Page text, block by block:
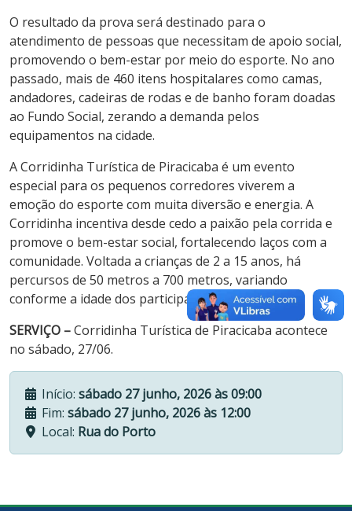
O resultado da prova será destinado para o
atendimento de pessoas que necessitam de apoio social,
promovendo o bem-estar por meio do esporte. No ano
passado, mais de 460 itens hospitalares como camas,
andadores, cadeiras de rodas e de banho foram doadas
ao Fundo Social, zerando a demanda pelos
equipamentos na cidade.
A Corridinha Turística de Piracicaba é um evento
especial para os pequenos corredores viverem a
emoção do esporte com muita diversão e energia. A
Corridinha incentiva desde cedo a paixão pela corrida e
promove o bem-estar social, fortalecendo laços com a
comunidade. Voltada a crianças de 2 a 15 anos, há
percursos de 50 metros a 700 metros, variando
conforme a idade dos participantes.
SERVIÇO –Corridinha Turística de Piracicaba acontece
no sábado, 27/06.
Início: sábado 27 junho, 2026 às 09:00
Fim: sábado 27 junho, 2026 às 12:00
Local: Rua do Porto